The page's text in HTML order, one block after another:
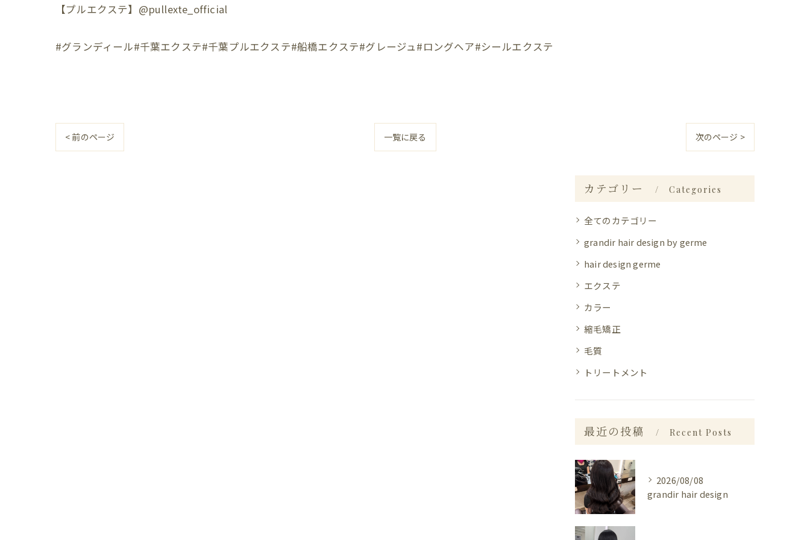
【プルエクステ】@pullexte_official
#グランディール#千葉エクステ#千葉プルエクステ#船橋エクステ#グレージュ#ロングヘア#シールエクステ
< 前のページ 一覧に戻る 次のページ >
カテゴリー Categories
全てのカテゴリー
grandir hair design by germe
hair design germe
エクステ
カラー
縮毛矯正
毛質
トリートメント
最近の投稿 Recent Posts
2026/08/08
grandir hair design